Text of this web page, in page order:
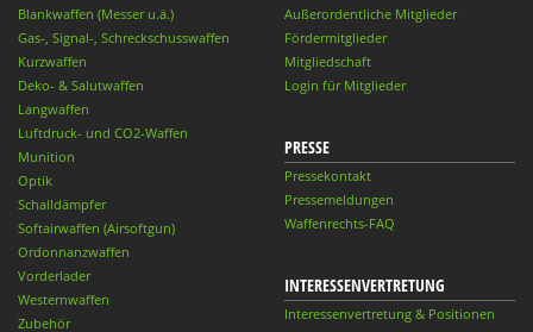
Blankwaffen (Messer u.ä.)
Gas-, Signal-, Schreckschusswaffen
Kurzwaffen
Deko- & Salutwaffen
Langwaffen
Luftdruck- und CO2-Waffen
Munition
Optik
Schalldämpfer
Softairwaffen (Airsoftgun)
Ordonnanzwaffen
Vorderlader
Westernwaffen
Zubehör
Außerordentliche Mitglieder
Fördermitglieder
Mitgliedschaft
Login für Mitglieder
PRESSE
Pressekontakt
Pressemeldungen
Waffenrechts-FAQ
INTERESSENVERTRETUNG
Interessenvertretung & Positionen